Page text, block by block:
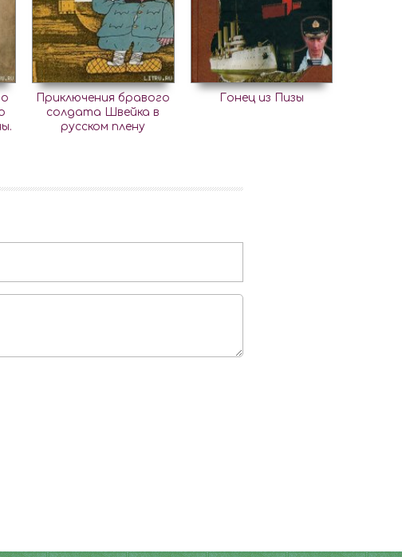
Приключения бравого
солдата Швейка в
русском плену
Гонец из Пизы